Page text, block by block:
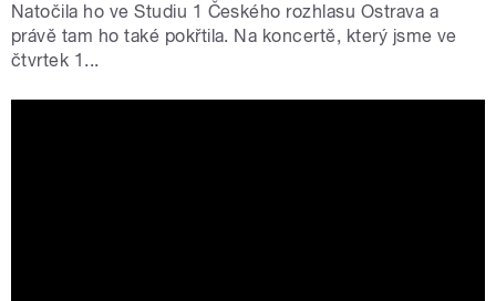
Natočila ho ve Studiu 1 Českého rozhlasu Ostrava a
právě tam ho také pokřtila. Na koncertě, který jsme ve
čtvrtek 1...